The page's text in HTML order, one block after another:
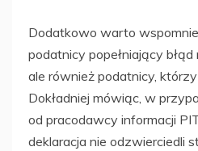
Dodatkowo warto
podatnicy popełniający błąd
ale również podatnicy,
Dokładniej mówiąc, w
od pracodawcy informacji
deklaracja nie odzwierciedli